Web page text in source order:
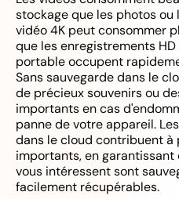
stockage que les photos ou
vidéo 4K peut consommer
que les enregistrements
portable occupent
Sans sauvegarde dans le
de précieux souvenirs ou
importants en cas
panne de votre appareil.
dans le cloud contribuent à
importants, en
vous intéressent sont
facilement récupérables.